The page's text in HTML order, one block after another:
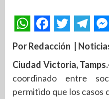
Por Redacción |
Ciudad Victoria,
coordinado entre
permitido que los casos